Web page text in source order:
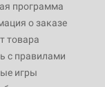
программа
о заказе
товара
с правилами
игры